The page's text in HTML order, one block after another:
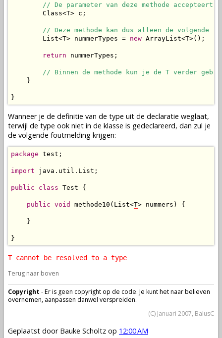
// De parameter van deze methode accepteert
        Class<T> c;
// Deze methode kan dus alleen de volgende
        List<T> nummerTypes =
new ArrayList<T>();
return nummerTypes;
// Binnen de methode kun je de T verder
    }
}
Wanneer je de definitie van de type uit de declaratie weglaat,
terwijl de type ook niet in de klasse is gedeclareerd, dan zul je
de volgende foutmelding krijgen:
package test;
import java.util.List;
public class Test {
public void methode10(List<T> nummers) {
    }
}
T cannot be resolved to a type
Terug naar boven
Copyright - Er is geen copyright op de code. Je kunt het naar believen
overnemen, aanpassen danwel verspreiden.
(C) Januari 2007, BalusC
Geplaatst door Bauke Scholtz op 12:00 AM